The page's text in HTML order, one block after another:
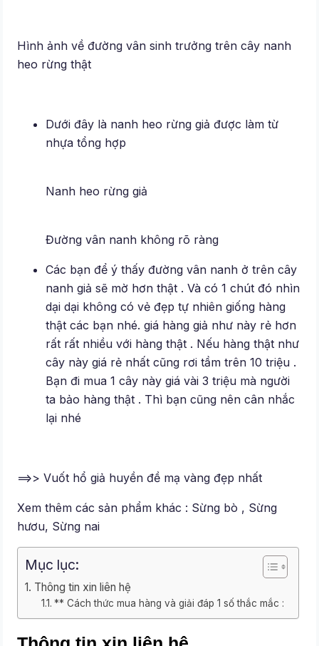
Hình ảnh về đường vân sinh trưởng trên cây nanh
heo rừng thật
Dưới đây là nanh heo rừng giả được làm từ
nhựa tổng hợp
Nanh heo rừng giả
Đường vân nanh không rõ ràng
Các bạn để ý thấy đường vân nanh ở trên cây
nanh giả sẽ mờ hơn thật . Và có 1 chút đó nhìn
dại dại không có vẻ đẹp tự nhiên giống hàng
thật các bạn nhé. giá hàng giả như này rẻ hơn
rất rất nhiều với hàng thật . Nếu hàng thật như
cây này giá rẻ nhất cũng rơi tầm trên 10 triệu .
Bạn đi mua 1 cây này giá vài 3 triệu mà người
ta bảo hàng thật . Thì bạn cũng nên cân nhắc
lại nhé
==>> Vuốt hổ giả huyền đề mạ vàng đẹp nhất
Xem thêm các sản phẩm khác : Sừng bò , Sừng
hươu, Sừng nai
Mục lục:
Thông tin xin liên hệ
** Cách thức mua hàng và giải đáp 1 số thắc mắc :